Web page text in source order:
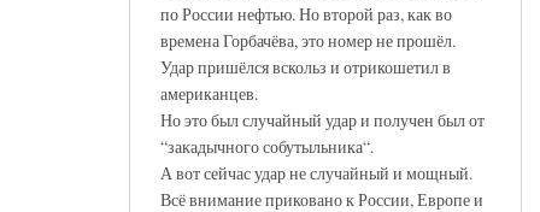
по России нефтью. Но второй раз, как во
времена Горбачёва, это номер не прошёл.
Удар пришёлся вскольз и отрикошетил в
американцев.
Но это был случайный удар и получен был от
“закадычного собутыльника“.
А вот сейчас удар не случайный и мощный.
Всё внимание приковано к России, Европе и